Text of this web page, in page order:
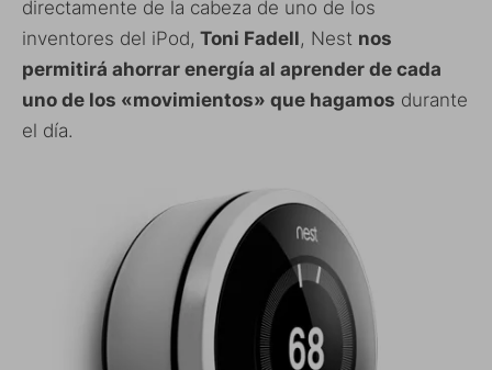
directamente de la cabeza de uno de los
inventores del iPod, Toni Fadell, Nest nos
permitirá ahorrar energía al aprender de cada
uno de los «movimientos» que hagamos durante
el día.